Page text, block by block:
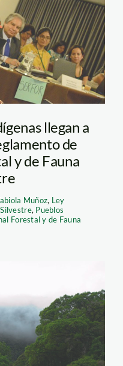
llegan a
de
y de Fauna
Muñoz, Ley
, Pueblos
Forestal y de Fauna